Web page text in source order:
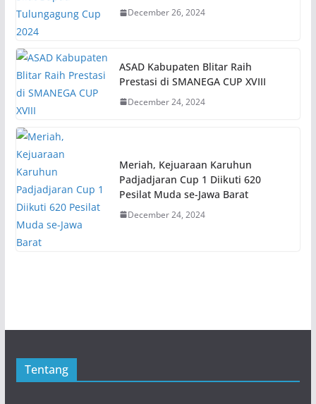
December 26, 2024
ASAD Kabupaten Blitar Raih
Prestasi di SMANEGA CUP XVIII
December 24, 2024
Meriah, Kejuaraan Karuhun
Padjadjaran Cup 1 Diikuti 620
Pesilat Muda se-Jawa Barat
December 24, 2024
Tentang